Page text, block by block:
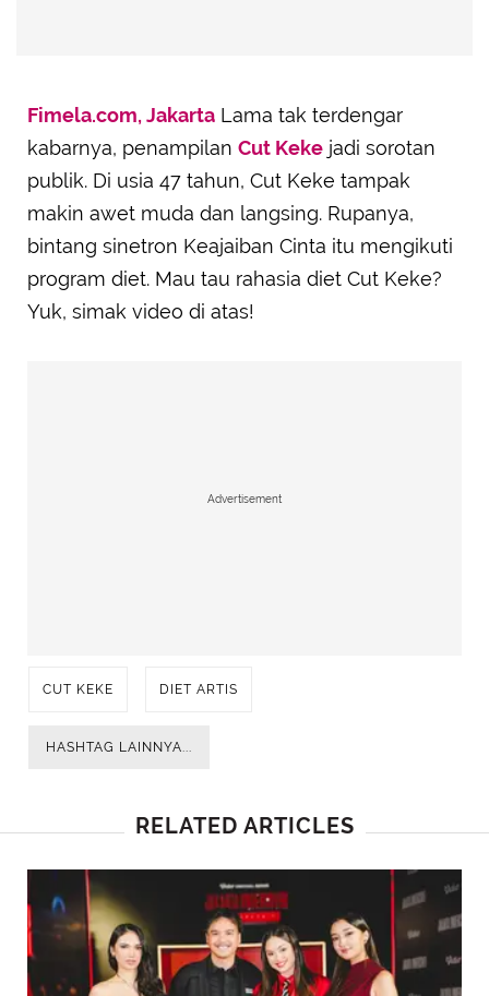
Fimela.com, Jakarta Lama tak terdengar
kabarnya, penampilan Cut Keke jadi sorotan
publik. Di usia 47 tahun, Cut Keke tampak
makin awet muda dan langsing. Rupanya,
bintang sinetron Keajaiban Cinta itu mengikuti
program diet. Mau tau rahasia diet Cut Keke?
Yuk, simak video di atas!
Advertisement
CUT KEKE DIET ARTIS
HASHTAG LAINNYA...
RELATED ARTICLES